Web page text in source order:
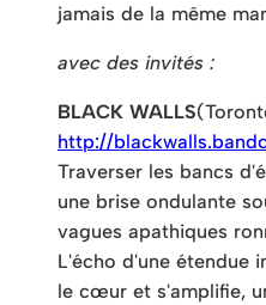
jamais de la même
avec des invités :
BLACK WALLS
http://
Traverser les bancs
une brise ondulante
vagues apathiques
L'écho d'une étendue
le cœur et s'amplifie,